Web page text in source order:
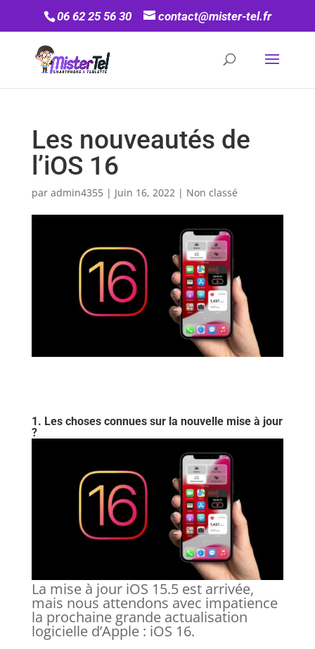
06 62 25 56 30 contact@mister-tel.fr
Les nouveautés de
l’iOS 16
par admin4355| Juin 16, 2022| Non classé
1. Les choses connues sur la nouvelle mise à jour
?
La mise à jour iOS 15.5 est arrivée,
mais nous attendons avec impatience
la prochaine grande actualisation
logicielle d’Apple : iOS 16.